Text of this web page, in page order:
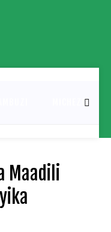
MICHEZO
Maadili